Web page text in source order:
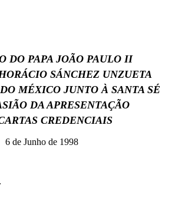
中文
LATINE
DO PAPA JOÃO PAULO II
SÁNCHEZ UNZUETA
MÉXICO JUNTO À SANTA SÉ
DA APRESENTAÇÃO
CREDENCIAIS
6 de Junho de 1998